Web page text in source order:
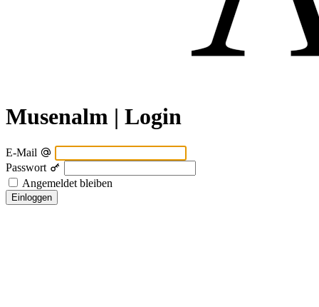
Musenalm | Login
E-Mail
Passwort
Angemeldet bleiben
Einloggen